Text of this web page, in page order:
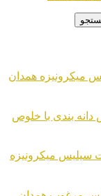
میکرونیزه همدان
دانه بندی با خلوص
سیلیس میکرونیزه